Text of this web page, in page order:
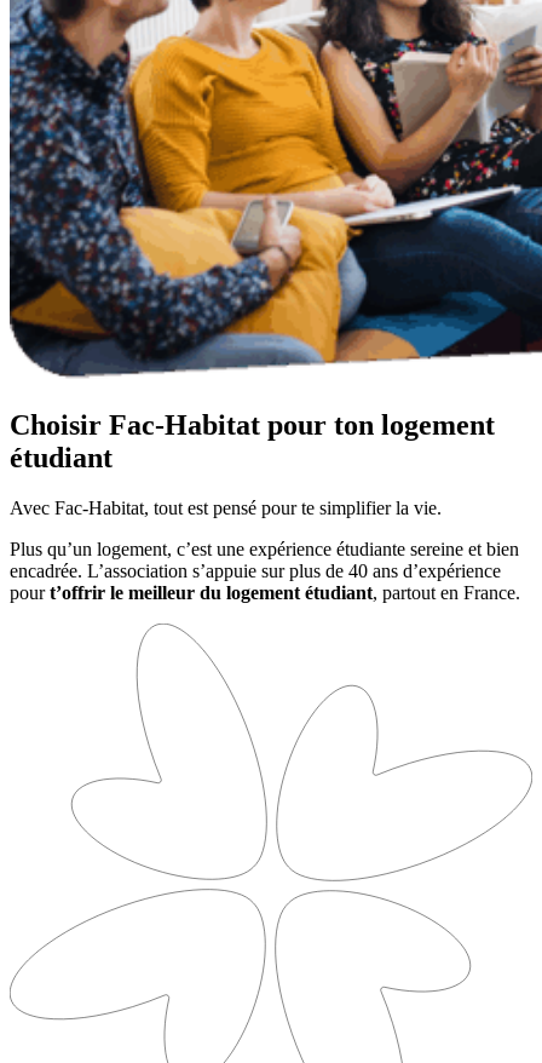
Choisir Fac-Habitat pour ton logement
étudiant
Avec Fac-Habitat, tout est pensé pour te simplifier la vie.
Plus qu’un logement, c’est une expérience étudiante sereine et bien
encadrée. L’association s’appuie sur plus de 40 ans d’expérience
pourt’offrir le meilleur du logement étudiant, partout en France.